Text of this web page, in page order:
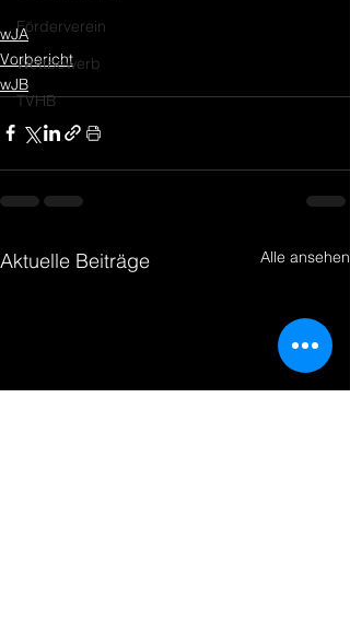
Förderverein
Wettbewerb
TVHB
wJA
Vorbericht
wJB
Aktuelle Beiträge Alle ansehen